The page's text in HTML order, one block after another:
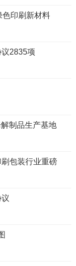
色印刷新材料
2835项
制品生产基地
包装行业重磅